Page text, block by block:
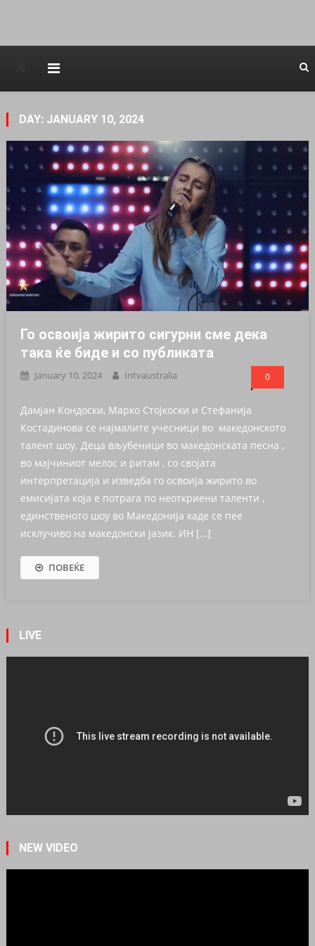
DAY: JANUARY 10, 2024
Го освоија жирито сигурни сме дека
така ќе биде и со публиката
January 10, 2024 Intvaustralia 0
Дамјан Кондоски, Марко Стојкоски и Стефанија
Костадинова се најмалите учесници во македонското
талент шоу. Деца вљубеници во македонската песна ,
во мајчиниот мелос и ритам , со својата
интерпретација и изведба го освоија жирито во
емисијата која е потрага по неоткриени таленти ,
единственото шоу во Македонија каде се пее
исклучиво на македонски јазик. ИН […]
ПОВЕЌЕ
LIVE
NEW VIDEO